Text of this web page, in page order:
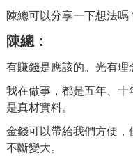
陳總可以分享一下想法嗎
陳總：
有賺錢是應該的。光有理
我在做事，都是五年、十
是真材實料。
金錢可以帶給我們方便
不斷變大。